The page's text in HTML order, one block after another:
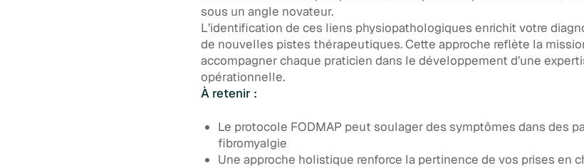
sous un angle novateur.
L’identification de ces liens physiopathologiques enrichit votre
de nouvelles pistes thérapeutiques. Cette approche reflète la
accompagner chaque praticien dans le développement d’une
opérationnelle.
À retenir :
Le protocole FODMAP peut soulager des symptômes dans des
fibromyalgie
Une approche holistique renforce la pertinence de vos prises en